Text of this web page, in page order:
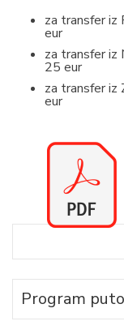
za transfer iz
eur
za transfer iz
25 eur
za transfer iz
eur
Program